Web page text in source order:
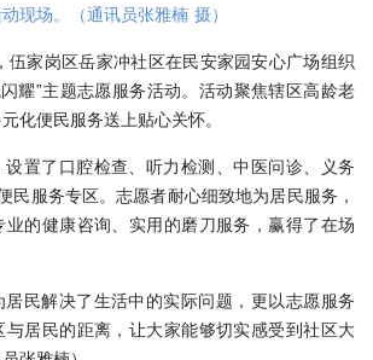
现场。（通讯员张雅楠 摄）
伍家岗区岳家冲社区在民安家园安心广场组织
耀”主题志愿服务活动。活动聚焦辖区高龄老
化便民服务送上贴心关怀。
设置了口腔检查、听力检测、中医问诊、义务
民服务专区。志愿者耐心细致地为居民服务，
的健康咨询、实用的磨刀服务，赢得了在场
居民解决了生活中的实际问题，更以志愿服务
与居民的距离，让大家能够切实感受到社区大